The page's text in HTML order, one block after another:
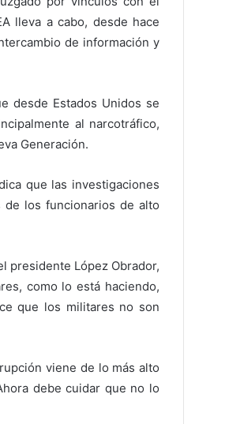
lleva a cabo, desde hace
de información y
desde Estados Unidos se
al narcotráfico,
Generación.
que las investigaciones
de los funcionarios de alto
presidente López Obrador,
como lo está haciendo,
que los militares no son
viene de lo más alto
debe cuidar que no lo